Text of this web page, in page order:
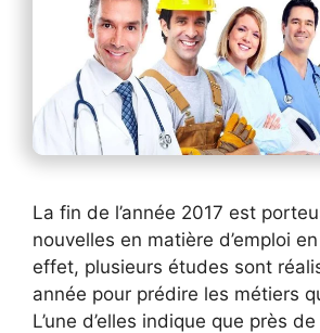
La fin de l’année 2017 est
nouvelles en matière d’emploi
effet, plusieurs études sont
année pour prédire les métiers
L’une d’elles indique que près